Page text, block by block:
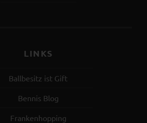
LINKS
Ballbesitz ist Gift
Bennis Blog
Frankenhopping